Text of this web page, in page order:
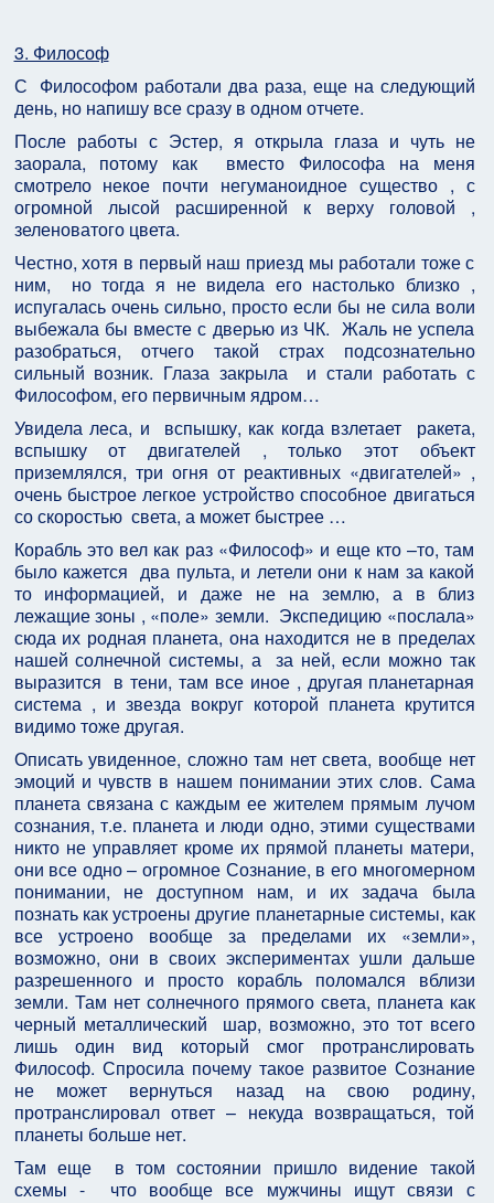
3. Философ
С Философом работали два раза, еще на следующий
день, но напишу все сразу в одном отчете.
После работы с Эстер, я открыла глаза и чуть не
заорала, потому как вместо Философа на меня
смотрело некое почти негуманоидное существо , с
огромной лысой расширенной к верху головой ,
зеленоватого цвета.
Честно, хотя в первый наш приезд мы работали тоже с
ним, но тогда я не видела его настолько близко ,
испугалась очень сильно, просто если бы не сила воли
выбежала бы вместе с дверью из ЧК. Жаль не успела
разобраться, отчего такой страх подсознательно
сильный возник. Глаза закрыла и стали работать с
Философом, его первичным ядром…
Увидела леса, и вспышку, как когда взлетает ракета,
вспышку от двигателей , только этот объект
приземлялся, три огня от реактивных «двигателей» ,
очень быстрое легкое устройство способное двигаться
со скоростью света, а может быстрее …
Корабль это вел как раз «Философ» и еще кто –то, там
было кажется два пульта, и летели они к нам за какой
то информацией, и даже не на землю, а в близ
лежащие зоны , «поле» земли. Экспедицию «послала»
сюда их родная планета, она находится не в пределах
нашей солнечной системы, а за ней, если можно так
выразится в тени, там все иное , другая планетарная
система , и звезда вокруг которой планета крутится
видимо тоже другая.
Описать увиденное, сложно там нет света, вообще нет
эмоций и чувств в нашем понимании этих слов. Сама
планета связана с каждым ее жителем прямым лучом
сознания, т.е. планета и люди одно, этими существами
никто не управляет кроме их прямой планеты матери,
они все одно – огромное Сознание, в его многомерном
понимании, не доступном нам, и их задача была
познать как устроены другие планетарные системы, как
все устроено вообще за пределами их «земли»,
возможно, они в своих экспериментах ушли дальше
разрешенного и просто корабль поломался вблизи
земли. Там нет солнечного прямого света, планета как
черный металлический шар, возможно, это тот всего
лишь один вид который смог протранслировать
Философ. Спросила почему такое развитое Сознание
не может вернуться назад на свою родину,
протранслировал ответ – некуда возвращаться, той
планеты больше нет.
Там еще в том состоянии пришло видение такой
схемы - что вообще все мужчины ищут связи с